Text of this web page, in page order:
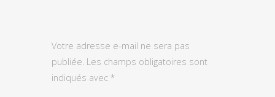
Votre adresse e-mail ne sera pas
publiée. Les champs obligatoires sont
indiqués avec *